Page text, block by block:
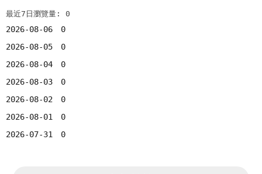
最近7日瀏覽量: 0
2026-08-06
0
2026-08-05
0
2026-08-04
0
2026-08-03
0
2026-08-02
0
2026-08-01
0
2026-07-31
0